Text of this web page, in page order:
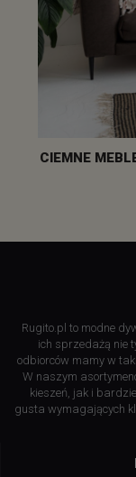
CIEMNE
Rugito.pl to modne
ich sprzedażą nie
odbiorców mamy w
W naszym
kieszeń, jak i
gusta wymagających